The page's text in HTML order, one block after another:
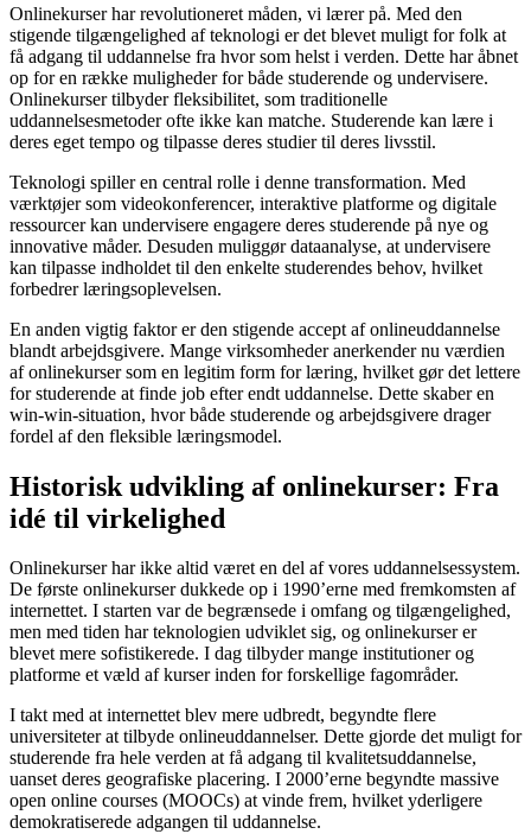
Onlinekurser har revolutioneret måden, vi lærer på. Med den
stigende tilgængelighed af teknologi er det blevet muligt for folk at
få adgang til uddannelse fra hvor som helst i verden. Dette har åbnet
op for en række muligheder for både studerende og undervisere.
Onlinekurser tilbyder fleksibilitet, som traditionelle
uddannelsesmetoder ofte ikke kan matche. Studerende kan lære i
deres eget tempo og tilpasse deres studier til deres livsstil.
Teknologi spiller en central rolle i denne transformation. Med
værktøjer som videokonferencer, interaktive platforme og digitale
ressourcer kan undervisere engagere deres studerende på nye og
innovative måder. Desuden muliggør dataanalyse, at undervisere
kan tilpasse indholdet til den enkelte studerendes behov, hvilket
forbedrer læringsoplevelsen.
En anden vigtig faktor er den stigende accept af onlineuddannelse
blandt arbejdsgivere. Mange virksomheder anerkender nu værdien
af onlinekurser som en legitim form for læring, hvilket gør det lettere
for studerende at finde job efter endt uddannelse. Dette skaber en
win-win-situation, hvor både studerende og arbejdsgivere drager
fordel af den fleksible læringsmodel.
Historisk udvikling af onlinekurser: Fra
idé til virkelighed
Onlinekurser har ikke altid været en del af vores uddannelsessystem.
De første onlinekurser dukkede op i 1990’erne med fremkomsten af
internettet. I starten var de begrænsede i omfang og tilgængelighed,
men med tiden har teknologien udviklet sig, og onlinekurser er
blevet mere sofistikerede. I dag tilbyder mange institutioner og
platforme et væld af kurser inden for forskellige fagområder.
I takt med at internettet blev mere udbredt, begyndte flere
universiteter at tilbyde onlineuddannelser. Dette gjorde det muligt for
studerende fra hele verden at få adgang til kvalitetsuddannelse,
uanset deres geografiske placering. I 2000’erne begyndte massive
open online courses (MOOCs) at vinde frem, hvilket yderligere
demokratiserede adgangen til uddannelse.